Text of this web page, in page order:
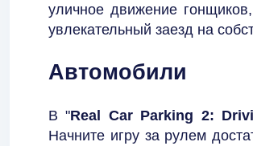
уличное движение
увлекательный заезд на
Автомобили
В "Real Car Parking 2:
Начните игру за рулем